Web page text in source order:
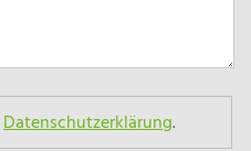
Datenschutzerklärung.